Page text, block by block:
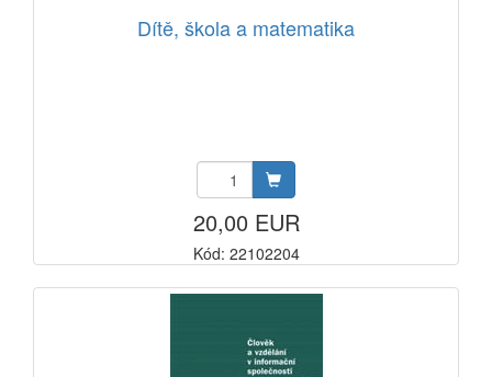
Dítě, škola a matematika
20,00 EUR
Kód: 22102204